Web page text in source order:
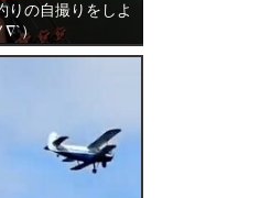
りの自撮りをしよ
）